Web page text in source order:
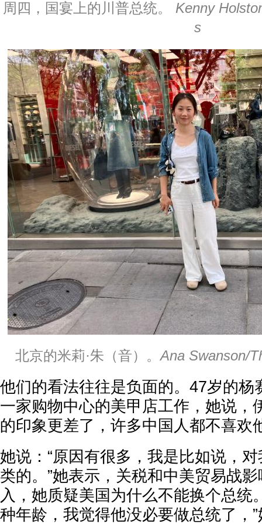
周四，国宴上的川普总统。 Kenny
s
北京的米莉·朱（音）。Ana Swanson/
他们的看法往往是负面的。47岁的杨
一家购物中心的美甲店工作，她说，
的印象更差了，许多中国人都不喜欢
她说：“原因有很多，我是比如说，
类的。”她表示，关税和中美贸易战
入，她质疑美国为什么不能换个总统
种年龄，我觉得他没必要做总统了，